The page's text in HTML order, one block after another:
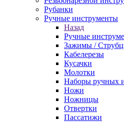
Рубанки
Ручные инструменты
Назад
Ручные
Зажимы /
Кабелерезы
Кусачки
Молотки
Наборы ручных
Ножи
Ножницы
Отвертки
Пассатижи